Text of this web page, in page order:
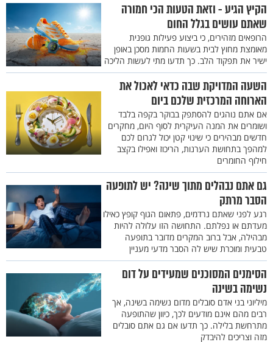
הקיץ הגיע - וזאת הטעות הכי חמורה
שאתם עושים בגלל החום
הרופאים מזהירים, כי ביצוע פעילות גופנית
מאומצת מחוץ לבית בשעות החמות מסכן באופן
ישיר את תפקוד הלב. כך תדעו מתי לעשות הליכה
השעה המדויקת שבה כדאי לאכול את
הארוחה המרכזית שלכם ביום
אם אתם נוהגים להסתפק בבוקר בקפה בלבד
ושומרים את המנה העיקרית לסוף היום, מחקרים
חדשים מבהירים כי שינוי קטן יכול לגרום לכם
למהפך בתחושת הערנות, הריכוז ואפילו בקצב
חילוף החומרים
גם אתם נבהלים מתוך שינה? יש לתופעה
הסבר מרתק
רגע לפני שאתם נרדמים, פתאום הגוף קופץ כאילו
מעדתם או נפלתם. התחושה הזו עלולה להיות
מבהילה, אבל ברוב המקרים מדובר בתופעה
טבעית ומוכרת שיש לה הסבר מדעי מעניין
הסימנים המסוכנים שמעידים על דום
נשימה בשינה
מיליוני בני אדם סובלים מדום נשימה בשינה, אך
רבים מהם אינם מודעים לכך, כיוון שהתופעה
מתרחשת בלילה. כך תדעו אם גם אתם סובלים
מזה וצריכים להיבדק